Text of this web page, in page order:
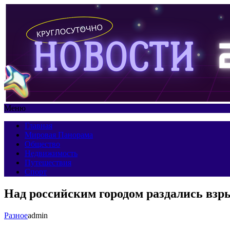
Меню
Главная
Мировая Панорама
Общество
Недвижимость
Путешествия
Спорт
Над российским городом раздались
Разноеadmin